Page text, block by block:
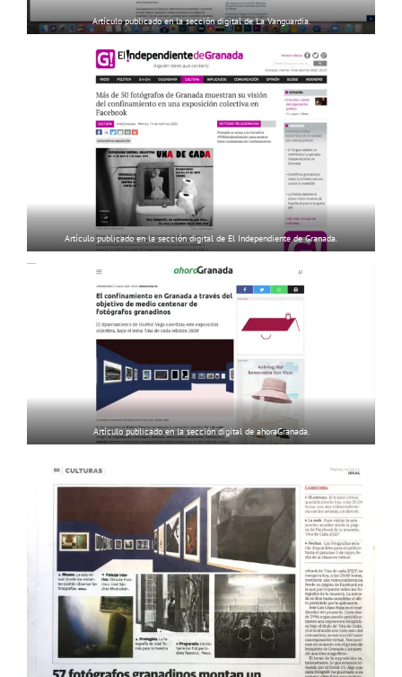
Artículo publicado en la sección digital de La Vanguardia.
Artículo publicado en la sección digital de El Independiente de Granada.
Artículo publicado en la sección digital de ahoraGranada.